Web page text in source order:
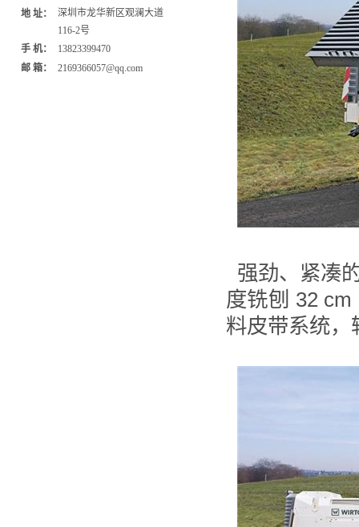
地 址：
深圳市龙华新区观澜大道
116-2号
手 机：
13823399470
邮 箱：
2169366057@qq.com
强劲、紧凑
度铣刨 32
料皮带系统，